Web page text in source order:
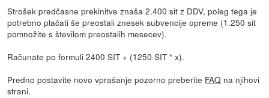
Strošek predčasne prekinitve znaša 2.400 sit z DDV, poleg tega je
potrebno plačati še preostali znesek subvencije opreme (1.250 sit
pomnožite s številom preostalih mesecev).
Računate po formuli 2400 SIT + (1250 SIT * x).
Predno postavite novo vprašanje pozorno preberite FAQ na njihovi
strani.